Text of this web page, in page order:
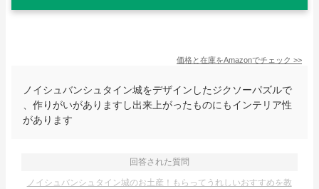
価格と在庫をAmazonでチェック >>
ノイシュバンシュタイン城をデザインしたジクソーパズルで
、作りがいがありますし出来上がったものにもインテリア性
があります
回答された質問
ノイシュバンシュタイン城のお土産！もらってうれしいおすすめを教